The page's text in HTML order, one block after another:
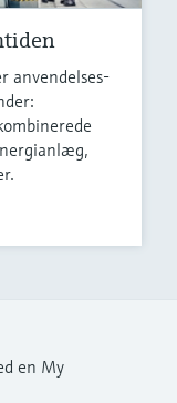
anvendelses-
en My